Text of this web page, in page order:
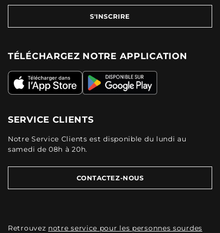
S'INSCRIRE
TÉLÉCHARGEZ NOTRE APPLICATION
SERVICE CLIENTS
Notre Service Clients est disponible du lundi au
samedi de 08h à 20h.
CONTACTEZ-NOUS
Retrouvez notre service pour les personnes sourdes